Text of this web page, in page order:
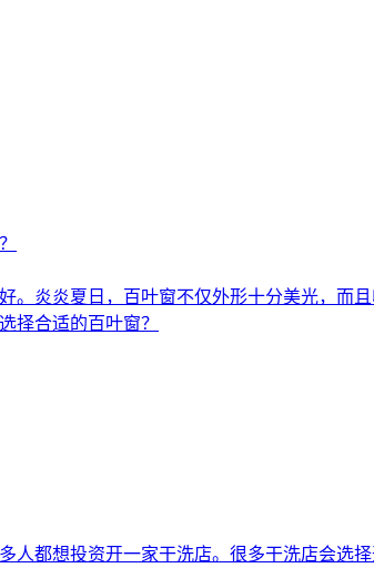
。炎炎夏日，百叶窗不仅外形十分美光，而
择合适的百叶窗？
人都想投资开一家干洗店。很多干洗店会选